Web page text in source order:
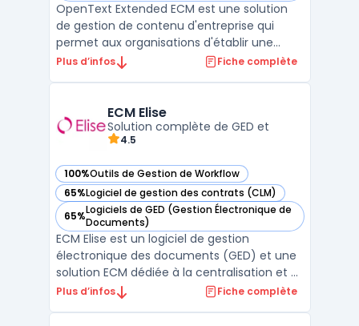
OpenText Extended ECM est une solution
de gestion de contenu d'entreprise qui
permet aux organisations d'établir une
gouvernance efficace des informations
intégration transparente avec les
applications ERP et CRM, faci ...
Plus d’infos Fiche complète
ECM Elise
Solution complète de GED et
4.5
100%Outils de Gestion de Workflow
— voir ECM Elise dans cette catégorie
65%Logiciel de gestion des contrats (CLM)
— voir ECM Elise dans cette catégorie
65%Logiciels de GED (Gestion Électronique de
Documents)
— voir ECM Elise dans cette catégorie
ECM Elise est un logiciel de gestion
électronique des documents (GED) et une
solution ECM dédiée à la centralisation et à
l’automatisation des processus
Plus d’infos Fiche complète